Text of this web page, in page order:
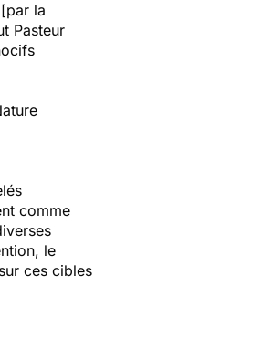
la
Pasteur
comme
le
ces cibles